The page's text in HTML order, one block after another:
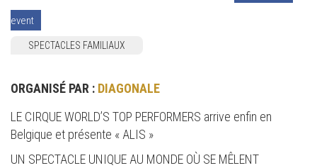
event
SPECTACLES FAMILIAUX
ORGANISÉ PAR : DIAGONALE
LE CIRQUE WORLD’S TOP PERFORMERS arrive enfin en
Belgique et présente « ALIS »
UN SPECTACLE UNIQUE AU MONDE OÙ SE MÊLENT